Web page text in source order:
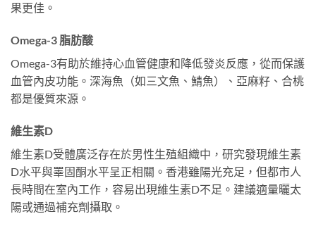
果更佳。
Omega-3 脂肪酸
Omega-3有助於維持心血管健康和降低發炎反應，從而保護
血管內皮功能。深海魚（如三文魚、鯖魚）、亞麻籽、合桃
都是優質來源。
維生素D
維生素D受體廣泛存在於男性生殖組織中，研究發現維生素
D水平與睪固酮水平呈正相關。香港雖陽光充足，但都市人
長時間在室內工作，容易出現維生素D不足。建議適量曬太
陽或通過補充劑攝取。